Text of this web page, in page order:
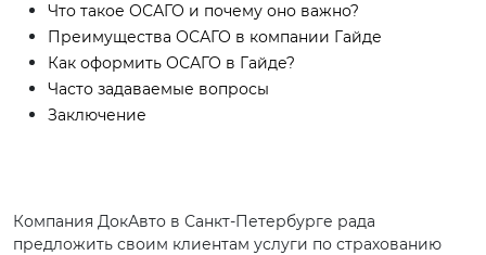
Что такое ОСАГО и почему оно важно?
Преимущества ОСАГО в компании Гайде
Как оформить ОСАГО в Гайде?
Часто задаваемые вопросы
Заключение
Компания ДокАвто в Санкт-Петербурге рада
предложить своим клиентам услуги по страхованию